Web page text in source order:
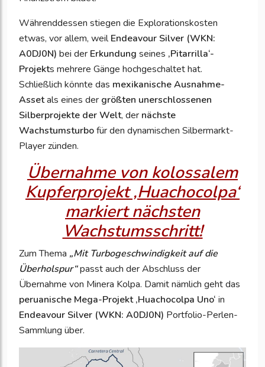
Währenddessen stiegen die Explorationskosten
etwas, vor allem, weilEndeavour Silver (WKN:
A0DJ0N) bei der Erkundung seines ‚Pitarrilla‘-
Projekts mehrere Gänge hochgeschaltet hat.
Schließlich könnte das mexikanische Ausnahme-
Assetals eines der größten unerschlossenen
Silberprojekte der Welt, der nächste
Wachstumsturbofür den dynamischen Silbermarkt-
Player zünden.
Übernahme von kolossalem
Kupferprojekt ‚Huachocolpa‘
markiert nächsten
Wachstumsschritt!
Zum Thema „Mit Turbogeschwindigkeit auf die
Überholspur“passt auch der Abschluss der
Übernahme von Minera Kolpa. Damit nämlich geht das
peruanische Mega-Projekt ‚Huachocolpa Uno‘ in
Endeavour Silver (WKN: A0DJ0N) Portfolio-Perlen-
Sammlung über.